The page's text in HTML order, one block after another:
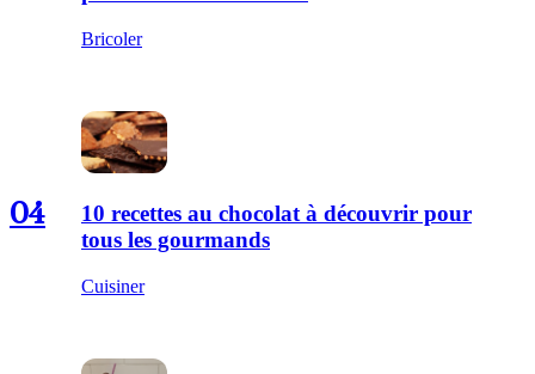
Bricoler
04
10 recettes au chocolat à découvrir pour
tous les gourmands
Cuisiner